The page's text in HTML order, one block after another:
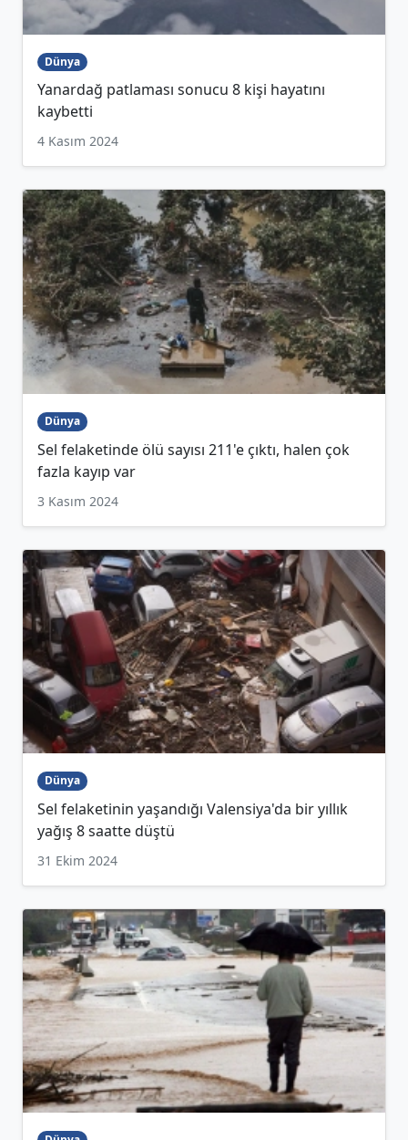
Dünya
Yanardağ patlaması sonucu 8 kişi hayatını
kaybetti
4 Kasım 2024
Dünya
Sel felaketinde ölü sayısı 211'e çıktı, halen çok
fazla kayıp var
3 Kasım 2024
Dünya
Sel felaketinin yaşandığı Valensiya'da bir yıllık
yağış 8 saatte düştü
31 Ekim 2024